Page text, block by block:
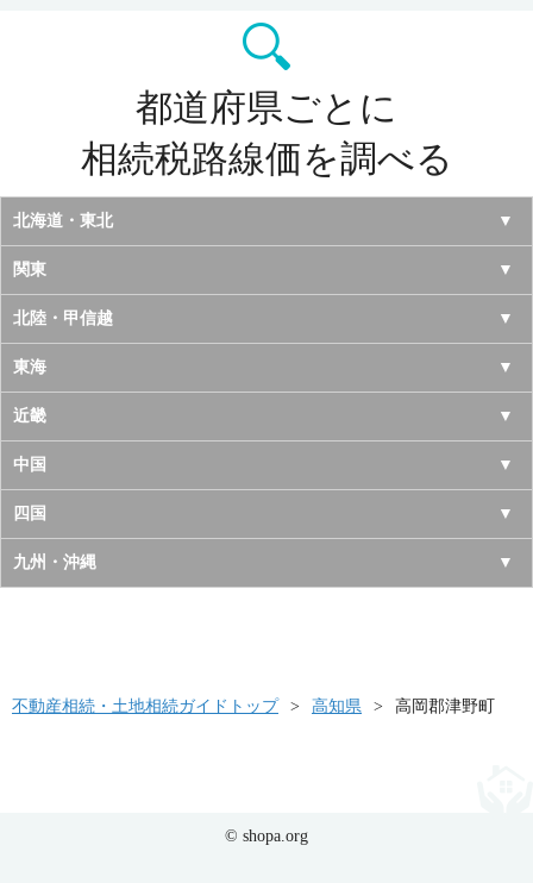
都道府県ごとに
相続税路線価を調べる
北海道・東北
北海道
青森県
岩手県
宮城県
秋田県
山形県
福島県
関東
東京都
神奈川県
千葉県
埼玉県
茨城県
栃木県
北陸・甲信越
山梨県
長野県
新潟県
富山県
石川県
東海
愛知県
岐阜県
三重県
静岡県
近畿
大阪府
京都府
兵庫県
和歌山県
中国
鳥取県
島根県
山口県
四国
徳島県
高知県
九州・沖縄
長崎県
不動産相続・土地相続ガイドトップ 高知県 高岡郡津野町
© shopa.org